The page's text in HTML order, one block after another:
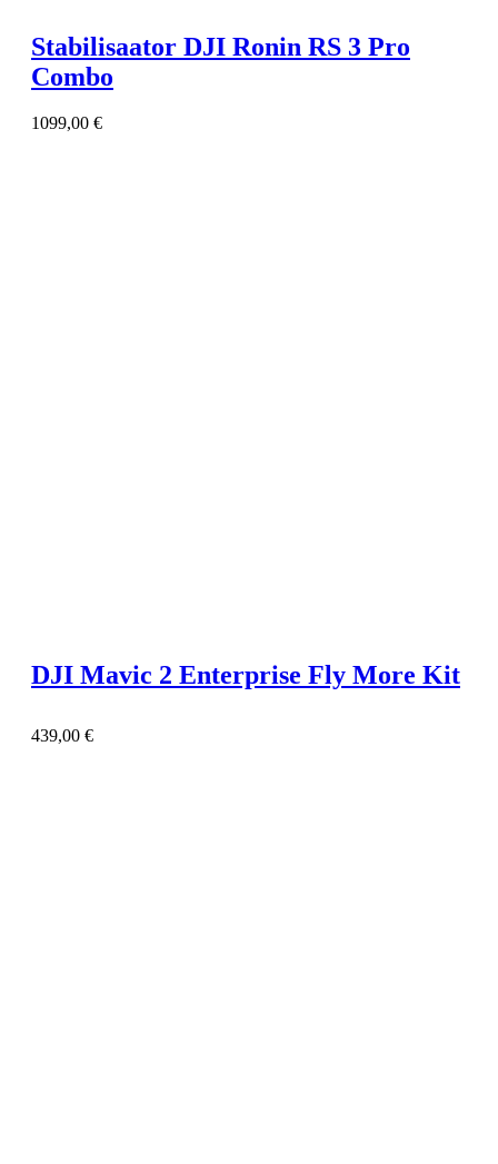
Stabilisaator DJI Ronin RS 3 Pro
Combo
1099,00 €
DJI Mavic 2 Enterprise Fly More Kit
439,00 €